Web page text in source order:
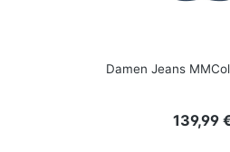
Damen Jeans
139,99